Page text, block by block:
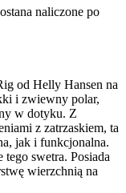
naliczone po
od Helly Hansen na
i zwiewny polar,
w dotyku. Z
z zatrzaskiem, ta
jak i funkcjonalna.
tego swetra. Posiada
wierzchnią na